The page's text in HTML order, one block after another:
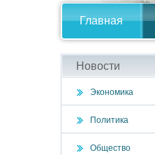
Главная
Новости
Экономика
Политика
Общество